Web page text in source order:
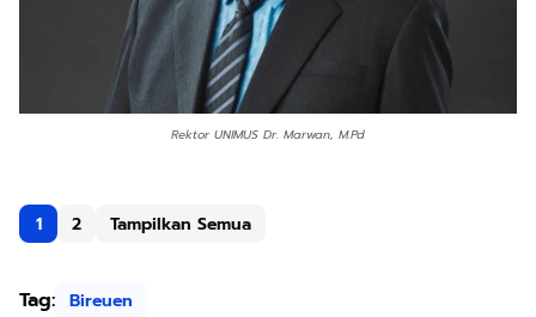
Rektor UNIMUS Dr. Marwan, M.Pd
1 2 Tampilkan Semua
Tag: Bireuen